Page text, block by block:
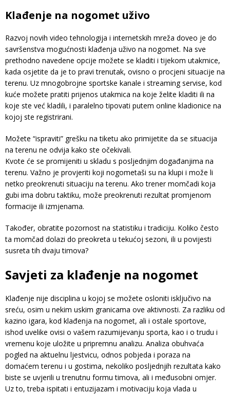
Klađenje na nogomet uživo
Razvoj novih video tehnologija i internetskih mreža doveo je do
savršenstva mogućnosti klađenja uživo na nogomet. Na sve
prethodno navedene opcije možete se kladiti i tijekom utakmice,
kada osjetite da je to pravi trenutak, ovisno o procjeni situacije na
terenu. Uz mnogobrojne sportske kanale i streaming servise, kod
kuće možete pratiti prijenos utakmica na koje želite kladiti ili na
koje ste već kladili, i paralelno tipovati putem online kladionice na
kojoj ste registrirani.
Možete “ispraviti” grešku na tiketu ako primijetite da se situacija
na terenu ne odvija kako ste očekivali.
Kvote će se promijeniti u skladu s posljednjim događanjima na
terenu. Važno je provjeriti koji nogometaši su na klupi i može li
netko preokrenuti situaciju na terenu. Ako trener momčadi koja
gubi ima dobru taktiku, može preokrenuti rezultat promjenom
formacije ili izmjenama.
Također, obratite pozornost na statistiku i tradiciju. Koliko često
ta momčad dolazi do preokreta u tekućoj sezoni, ili u povijesti
susreta tih dvaju timova?
Savjeti za klađenje na nogomet
Klađenje nije disciplina u kojoj se možete osloniti isključivo na
sreću, osim u nekim uskim granicama ove aktivnosti. Za razliku od
kazino igara, kod klađenja na nogomet, ali i ostale sportove,
ishod uvelike ovisi o vašem razumijevanju sporta, kao i o trudu i
vremenu koje uložite u pripremnu analizu. Analiza obuhvaća
pogled na aktuelnu ljestvicu, odnos pobjeda i poraza na
domaćem terenu i u gostima, nekoliko posljednjih rezultata kako
biste se uvjerili u trenutnu formu timova, ali i međusobni omjer.
Uz to, treba ispitati i entuzijazam i motivaciju koja vlada u